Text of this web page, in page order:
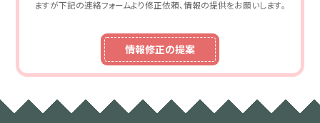
ますが下記の連絡フォームより修正依頼、情報の提供をお願いします。
情報修正の提案